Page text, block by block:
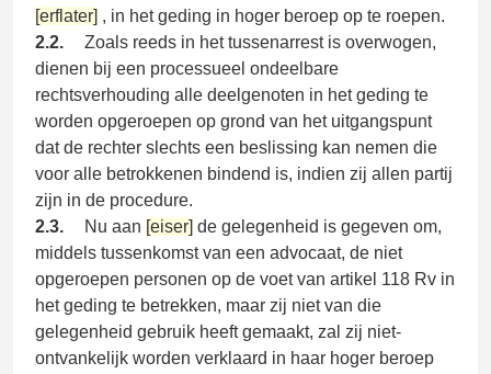
[erflater] , in het geding in hoger beroep op te roepen.
2.2.
Zoals reeds in het tussenarrest is overwogen,
dienen bij een processueel ondeelbare
rechtsverhouding alle deelgenoten in het geding te
worden opgeroepen op grond van het uitgangspunt
dat de rechter slechts een beslissing kan nemen die
voor alle betrokkenen bindend is, indien zij allen partij
zijn in de procedure.
2.3.
Nu aan [eiser] de gelegenheid is gegeven om,
middels tussenkomst van een advocaat, de niet
opgeroepen personen op de voet van artikel 118 Rv in
het geding te betrekken, maar zij niet van die
gelegenheid gebruik heeft gemaakt, zal zij niet-
ontvankelijk worden verklaard in haar hoger beroep